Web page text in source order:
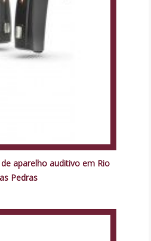
aparelho auditivo em Rio
Pedras